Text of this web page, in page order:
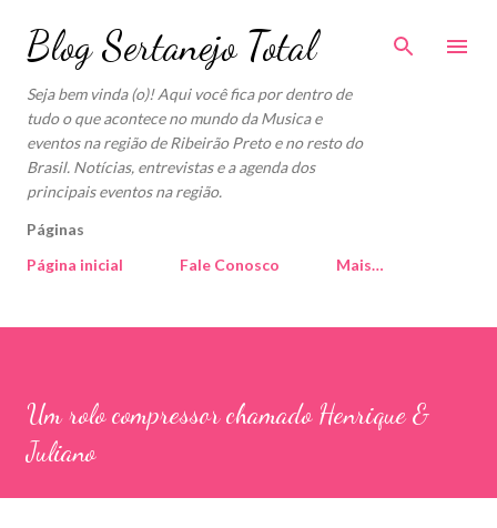
Pular para o conteúdo principal
Blog Sertanejo Total
Seja bem vinda (o)! Aqui você fica por dentro de
tudo o que acontece no mundo da Musica e
eventos na região de Ribeirão Preto e no resto do
Brasil. Notícias, entrevistas e a agenda dos
principais eventos na região.
Páginas
Página inicial
Fale Conosco Mais…
Um rolo compressor chamado Henrique &
Juliano